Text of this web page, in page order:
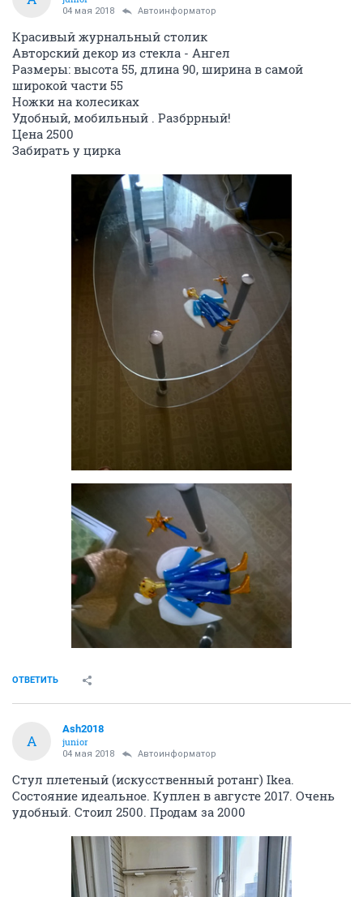
04 мая 2018 Автоинформатор
Красивый журнальный столик
Авторский декор из стекла - Ангел
Размеры: высота 55, длина 90, ширина в самой
широкой части 55
Ножки на колесиках
Удобный, мобильный . Разбррный!
Цена 2500
Забирать у цирка
ОТВЕТИТЬ
A
Ash2018
junior
04 мая 2018 Автоинформатор
Стул плетеный (искусственный ротанг) Ikea.
Состояние идеальное. Куплен в августе 2017. Очень
удобный. Стоил 2500. Продам за 2000